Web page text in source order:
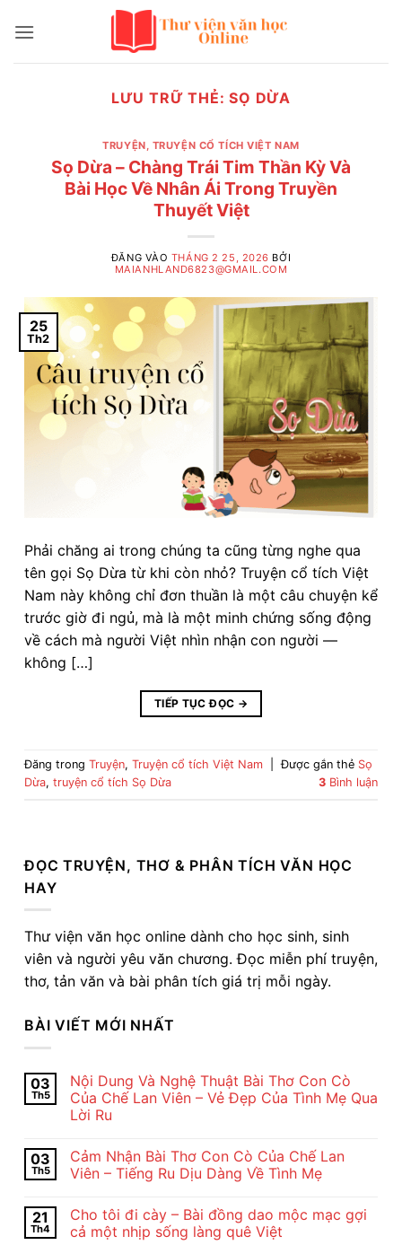
qua
LƯU TRỮ THẺ:SỌ DỪA
TRUYỆN, TRUYỆN CỔ TÍCH VIỆT NAM
Sọ Dừa – Chàng Trái Tim Thần Kỳ Và
Bài Học Về Nhân Ái Trong Truyền
Thuyết Việt
ĐĂNG VÀO THÁNG 2 25, 2026 BỞI
MAIANHLAND6823@GMAIL.COM
25
Th2
Phải chăng ai trong chúng ta cũng từng nghe qua
tên gọi Sọ Dừa từ khi còn nhỏ? Truyện cổ tích Việt
Nam này không chỉ đơn thuần là một câu chuyện kể
trước giờ đi ngủ, mà là một minh chứng sống động
về cách mà người Việt nhìn nhận con người —
không […]
TIẾP TỤC ĐỌC →
Đăng trong Truyện, Truyện cổ tích Việt Nam Được gắn thẻ Sọ
Dừa, truyện cổ tích Sọ Dừa 3 Bình luận
ĐỌC TRUYỆN, THƠ & PHÂN TÍCH VĂN HỌC
HAY
Thư viện văn học online dành cho học sinh, sinh
viên và người yêu văn chương. Đọc miễn phí truyện,
thơ, tản văn và bài phân tích giá trị mỗi ngày.
BÀI VIẾT MỚI NHẤT
03
Th5
Nội Dung Và Nghệ Thuật Bài Thơ Con Cò
Của Chế Lan Viên – Vẻ Đẹp Của Tình Mẹ Qua
Lời Ru
bình
luận
ở
Và
Nghệ
Thuật
03
Th5
Cảm Nhận Bài Thơ Con Cò Của Chế Lan
Viên – Tiếng Ru Dịu Dàng Về Tình Mẹ
bình
luận
ở
21
Th4
Cho tôi đi cày – Bài đồng dao mộc mạc gợi
cả một nhịp sống làng quê Việt